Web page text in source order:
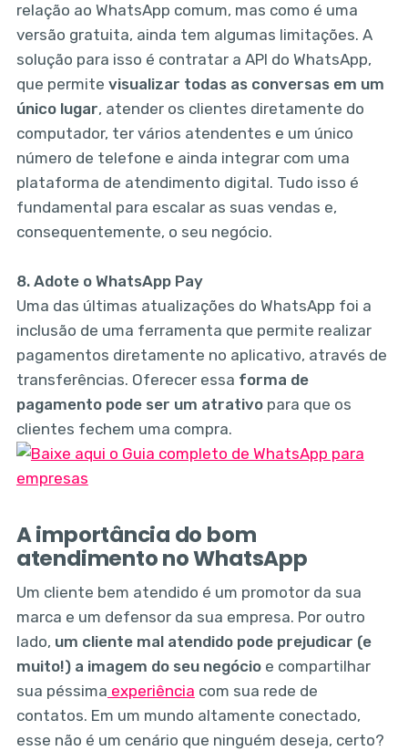
relação ao WhatsApp comum, mas como é uma
versão gratuita, ainda tem algumas limitações. A
solução para isso é contratar a API do WhatsApp,
que permite visualizar todas as conversas em um
único lugar, atender os clientes diretamente do
computador, ter vários atendentes e um único
número de telefone e ainda integrar com uma
plataforma de atendimento digital. Tudo isso é
fundamental para escalar as suas vendas e,
consequentemente, o seu negócio.
8. Adote o WhatsApp Pay
Uma das últimas atualizações do WhatsApp foi a
inclusão de uma ferramenta que permite realizar
pagamentos diretamente no aplicativo, através de
transferências. Oferecer essa forma de
pagamento pode ser um atrativopara que os
clientes fechem uma compra.
A importância do bom
atendimento no WhatsApp
Um cliente bem atendido é um promotor da sua
marca e um defensor da sua empresa. Por outro
lado, um cliente mal atendido pode prejudicar (e
muito!) a imagem do seu negócioe compartilhar
sua péssima experiência com sua rede de
contatos. Em um mundo altamente conectado,
esse não é um cenário que ninguém deseja, certo?